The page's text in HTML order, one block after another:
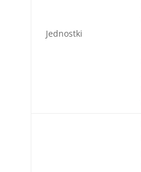
Jednostki